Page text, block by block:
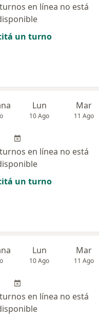
en línea no está
un turno
Lun
10 Ago
Mar
11 Ago
en línea no está
un turno
Lun
10 Ago
Mar
11 Ago
en línea no está